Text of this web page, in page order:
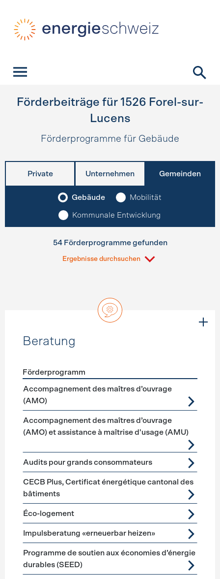
Förderbeiträge für 1526 Forel-sur-
Lucens
Förderprogramme für Gebäude
Private Unternehmen Gemeinden
Gebäude Mobilität
Kommunale Entwicklung
54 Förderprogramme gefunden
Ergebnisse durchsuchen
Beratung
Förderprogramme Beratung
Förderprogramm
Accompagnement des maîtres d’ouvrage
(AMO)
Accompagnement des maîtres d’ouvrage
(AMO) et assistance à maîtrise d'usage (AMU)
Audits pour grands consommateurs
CECB Plus, Certificat énergétique cantonal des
bâtiments
Éco-logement
Impulsberatung «erneuerbar heizen»
Programme de soutien aux économies d’énergie
durables (SEED)